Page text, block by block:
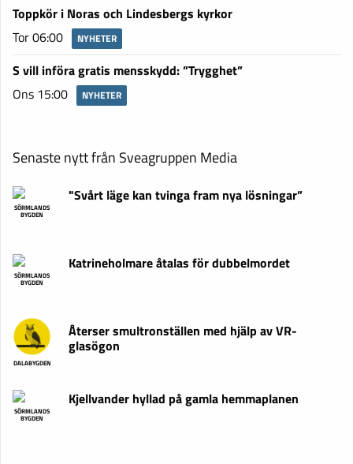
Toppkör i Noras och Lindesbergs kyrkor
Tor 06:00
NYHETER
S vill införa gratis mensskydd: ”Trygghet”
Ons 15:00
NYHETER
Senaste nytt från Sveagruppen Media
SÖRMLANDS
BYGDEN
"Svårt läge kan tvinga fram nya lösningar”
SÖRMLANDS
BYGDEN
Katrineholmare åtalas för dubbelmordet
DALABYGDEN
Återser smultronställen med hjälp av VR-
glasögon
SÖRMLANDS
BYGDEN
Kjellvander hyllad på gamla hemmaplanen